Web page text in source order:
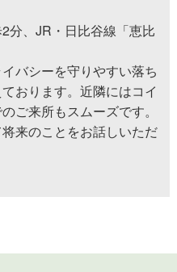
分、JR・日比谷線「恵比
バシーを守りやすい落ち
おります。近隣にはコイ
ご来所もスムーズです。
来のことをお話しいただ